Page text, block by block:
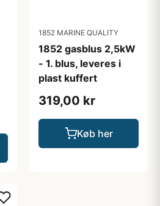
1852 MARINE QUALITY
1852 gasblus 2,5kW
- 1. blus, leveres i
plast kuffert
319,00 kr
Køb her